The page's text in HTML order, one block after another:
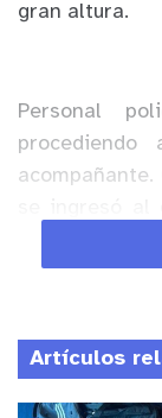
gran altura.
Personal
previa
escopetas,
en efectivo.
Los
Artículos